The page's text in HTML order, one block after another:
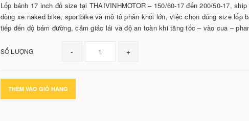
Lốp bánh 17 inch đủ size tại THAIVINHMOTOR – 150/60-17 đến 200/50-17,
dòng xe naked bike, sportbike và mô tô phân khối lớn, việc chọn đúng size lốp
tiếp đến độ bám đường, cảm giác lái và độ an toàn khi tăng tốc – vào cua –
SỐ LƯỢNG - +
THÊM VÀO GIỎ HÀNG